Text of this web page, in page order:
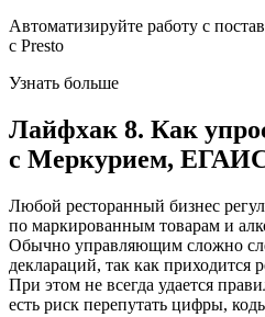
Автоматизируйте работу с
с Presto
Узнать больше
Лайфхак 8. Как
с Меркурием,
Любой ресторанный бизнес
по маркированным товарам и
Обычно управляющим сложно
деклараций, так как приходится
При этом не всегда удается
есть риск перепутать цифры,